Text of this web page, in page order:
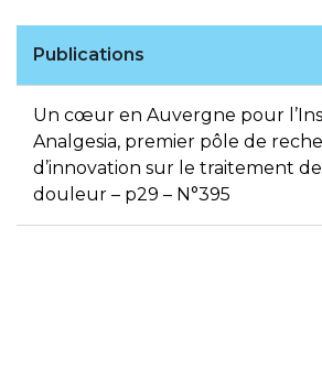
Publications
Un cœur en Auvergne pour
Analgesia, premier pôle de
d’innovation sur le traitement
douleur – p29 – N°395